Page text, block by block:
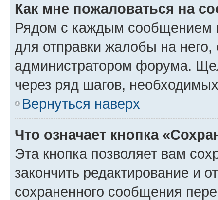
Как мне пожаловаться на
Рядом с каждым сообщением
для отправки жалобы на
администратором форума.
через ряд шагов,
Вернуться наверх
Что означает кнопка
Эта кнопка позволяет вам
закончить редактирование и
сохраненного сообщения